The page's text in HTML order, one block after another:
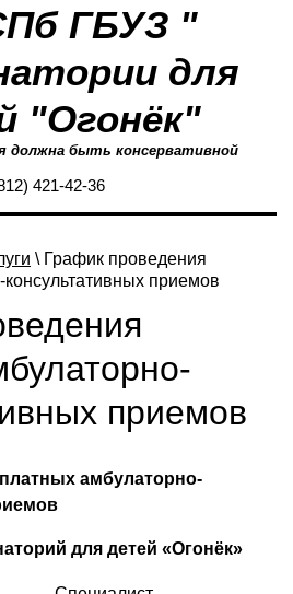
ГБУЗ "
для
"Огонёк"
должна быть консервативной
421-42-36
\ График проведения
приемов
приемов
амбулаторно-
для детей «Огонёк»